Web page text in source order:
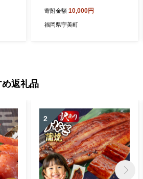
zo710010] もつ モツ鍋 もつ
鍋セットC
寄附金額 10,000円
福岡県宇美町
返礼品
2